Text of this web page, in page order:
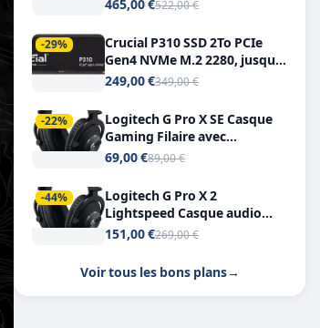
465,00 €522,00 €
-29%
Crucial P310 SSD 2To PCIe
Gen4 NVMe M.2 2280, jusqu’à
7.100 Mo/s
249,00 €349,00 €
-22%
Logitech G Pro X SE Casque
Gaming Filaire avec
Microphone Micro
7.1
69,00 €89,00 €
-44%
Logitech G Pro X 2
Lightspeed Casque audio
bluetooth
151,00 €269,00 €
Voir tous les bons plans→